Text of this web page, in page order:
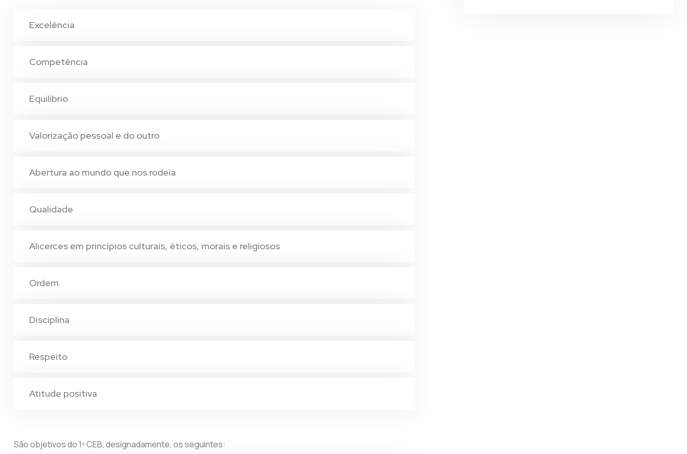
Excelência
Competência
Equilíbrio
Valorização pessoal e do outro
Abertura ao mundo que nos rodeia
Qualidade
Alicerces em princípios culturais, éticos, morais e religiosos
Ordem
Disciplina
Respeito
Atitude positiva
São objetivos do 1º CEB, designadamente, os seguintes: